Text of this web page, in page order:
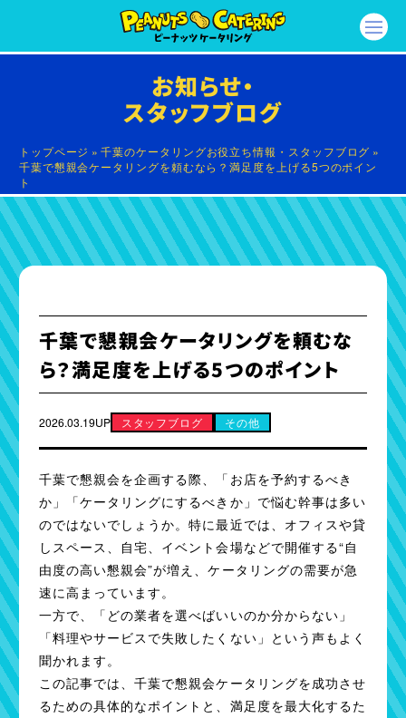
お知らせ・
スタッフブログ
トップページ »千葉のケータリングお役立ち情報・スタッフブログ »
千葉で懇親会ケータリングを頼むなら？満足度を上げる5つのポイン
ト
千葉で懇親会ケータリングを頼むな
ら？満足度を上げる5つのポイント
2026.03.19UP スタッフブログ その他
千葉で懇親会を企画する際、「お店を予約するべき
か」「ケータリングにするべきか」で悩む幹事は多い
のではないでしょうか。特に最近では、オフィスや貸
しスペース、自宅、イベント会場などで開催する“自
由度の高い懇親会”が増え、ケータリングの需要が急
速に高まっています。
一方で、「どの業者を選べばいいのか分からない」
「料理やサービスで失敗したくない」という声もよく
聞かれます。
この記事では、千葉で懇親会ケータリングを成功させ
るための具体的なポイントと、満足度を最大化するた